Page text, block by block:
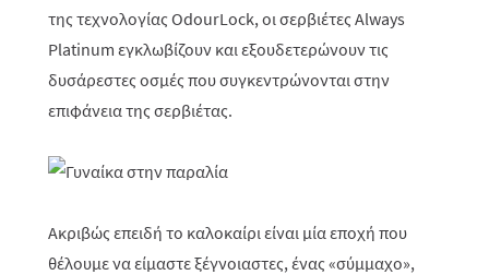
της τεχνολογίας OdourLock, οι σερβιέτες Always
Platinum εγκλωβίζουν και εξουδετερώνουν τις
δυσάρεστες οσμές που συγκεντρώνονται στην
επιφάνεια της σερβιέτας.
Ακριβώς επειδή το καλοκαίρι είναι μία εποχή που
θέλουμε να είμαστε ξέγνοιαστες, ένας «σύμμαχο»,